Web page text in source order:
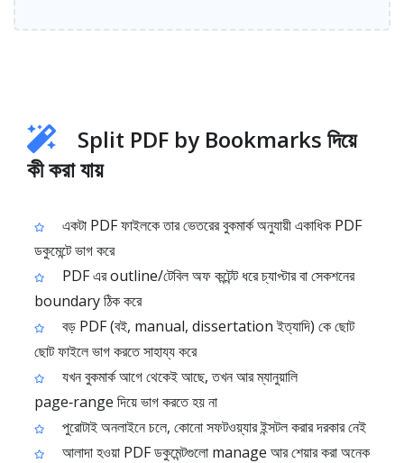
Split PDF by Bookmarks দিয়ে
কী করা যায়
একটা PDF ফাইলকে তার ভেতরের বুকমার্ক অনুযায়ী একাধিক PDF
ডকুমেন্টে ভাগ করে
PDF এর outline/টেবিল অফ কন্টেন্ট ধরে চ্যাপ্টার বা সেকশনের
boundary ঠিক করে
বড় PDF (বই, manual, dissertation ইত্যাদি) কে ছোট
ছোট ফাইলে ভাগ করতে সাহায্য করে
যখন বুকমার্ক আগে থেকেই আছে, তখন আর ম্যানুয়ালি
page‑range দিয়ে ভাগ করতে হয় না
পুরোটাই অনলাইনে চলে, কোনো সফটওয়্যার ইন্সটল করার দরকার নেই
আলাদা হওয়া PDF ডকুমেন্টগুলো manage আর শেয়ার করা অনেক